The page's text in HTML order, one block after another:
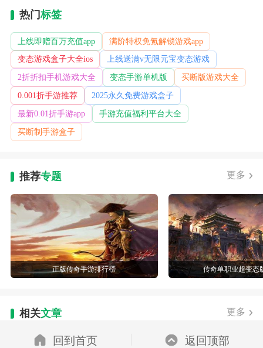
热门标签
上线即赠百万充值app
满阶特权免氪解锁游戏app
变态游戏盒子大全ios
上线送满v无限元宝变态游戏
2折折扣手机游戏大全
变态手游单机版
买断版游戏大全
0.001折手游推荐
2025永久免费游戏盒子
最新0.01折手游app
手游充值福利平台大全
买断制手游盒子
推荐专题 更多
正版传奇手游排行榜 传奇单职业超变态
相关文章 更多
回到首页 返回顶部